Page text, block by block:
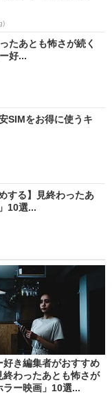
たあとも怖さが続く
好...
SIMをお得に使うキ
する】見終わったあ
10選...
好き編集者がおすすめ
終わったあとも怖さが
ラー映画」10選...